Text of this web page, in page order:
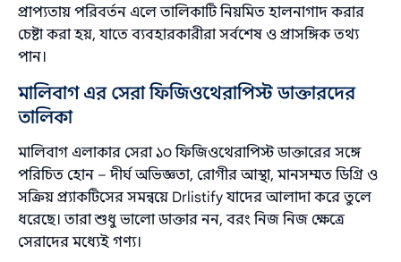
প্রাপ্যতায় পরিবর্তন এলে তালিকাটি নিয়মিত হালনাগাদ করার
চেষ্টা করা হয়, যাতে ব্যবহারকারীরা সর্বশেষ ও প্রাসঙ্গিক তথ্য
পান।
মালিবাগ এর সেরা ফিজিওথেরাপিস্ট ডাক্তারদের
তালিকা
মালিবাগ এলাকার সেরা ১০ ফিজিওথেরাপিস্ট ডাক্তারের সঙ্গে
পরিচিত হোন – দীর্ঘ অভিজ্ঞতা, রোগীর আস্থা, মানসম্মত ডিগ্রি ও
সক্রিয় প্র্যাকটিসের সমন্বয়ে Drlistify যাদের আলাদা করে তুলে
ধরেছে। তারা শুধু ভালো ডাক্তার নন, বরং নিজ নিজ ক্ষেত্রে
সেরাদের মধ্যেই গণ্য।